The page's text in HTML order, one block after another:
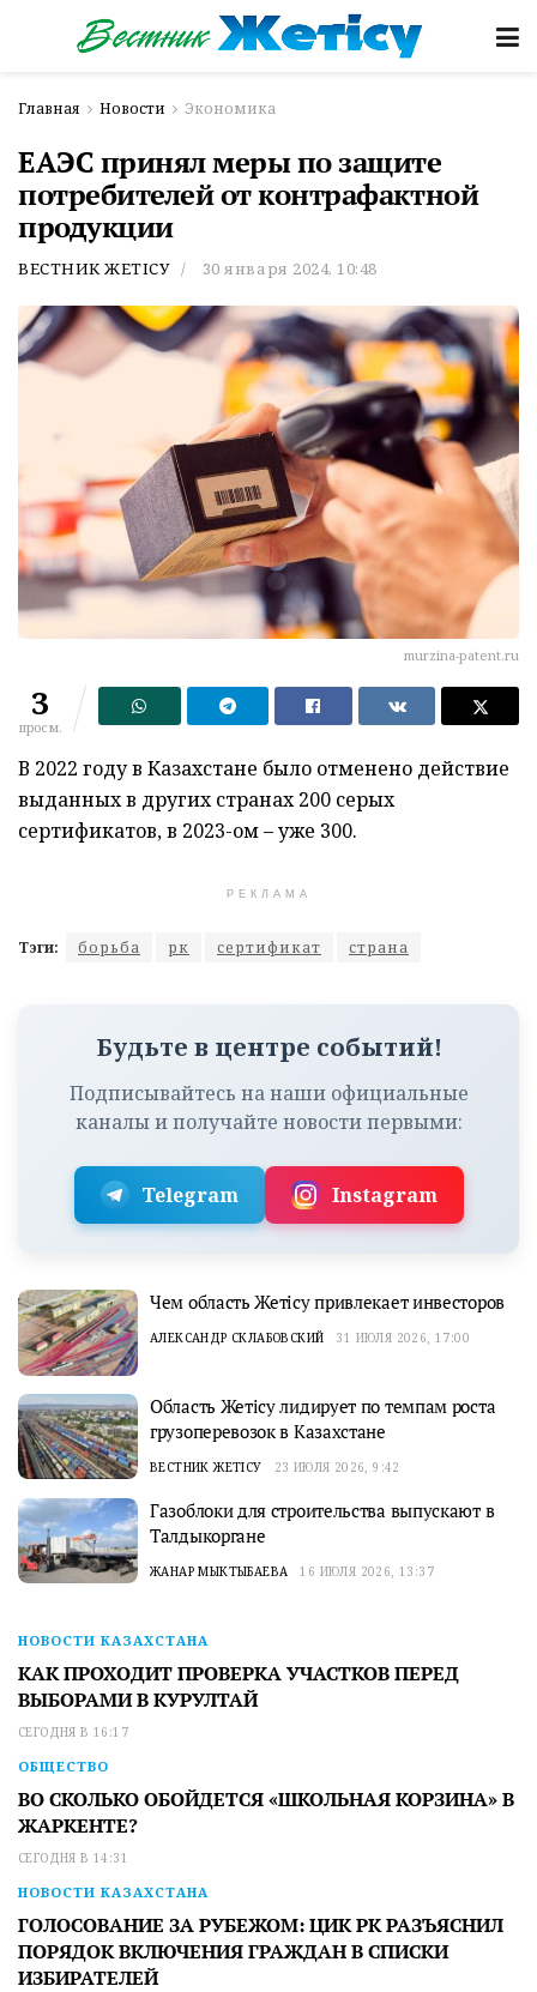
Главная Новости Экономика
ЕАЭС принял меры по защите
потребителей от контрафактной
продукции
ВЕСТНИК ЖЕТІСУ 30 января 2024, 10:48
murzina-patent.ru
3
просм.
В 2022 году в Казахстане было отменено действие
выданных в других странах 200 серых
сертификатов, в 2023-ом – уже 300.
РЕКЛАМА
Тэги: борьба рк сертификат страна
Будьте в центре событий!
Подписывайтесь на наши официальные
каналы и получайте новости первыми:
Telegram Instagram
Чем область Жетісу привлекает инвесторов
АЛЕКСАНДР СКЛАБОВСКИЙ 31 ИЮЛЯ 2026, 17:00
Область Жетісу лидирует по темпам роста
грузоперевозок в Казахстане
ВЕСТНИК ЖЕТІСУ 23 ИЮЛЯ 2026, 9:42
Газоблоки для строительства выпускают в
Талдыкоргане
ЖАНАР МЫКТЫБАЕВА 16 ИЮЛЯ 2026, 13:37
НОВОСТИ КАЗАХСТАНА
КАК ПРОХОДИТ ПРОВЕРКА УЧАСТКОВ ПЕРЕД
ВЫБОРАМИ В КУРУЛТАЙ
СЕГОДНЯ В 16:17
ОБЩЕСТВО
ВО СКОЛЬКО ОБОЙДЕТСЯ «ШКОЛЬНАЯ КОРЗИНА» В
ЖАРКЕНТЕ?
СЕГОДНЯ В 14:31
НОВОСТИ КАЗАХСТАНА
ГОЛОСОВАНИЕ ЗА РУБЕЖОМ: ЦИК РК РАЗЪЯСНИЛ
ПОРЯДОК ВКЛЮЧЕНИЯ ГРАЖДАН В СПИСКИ
ИЗБИРАТЕЛЕЙ